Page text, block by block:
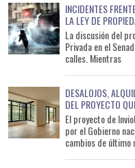
INCIDENTES
LA LEY DE
La discusión del
Privada en el
calles. Mientras
DESALOJOS,
DEL PROYECTO
El proyecto de
por el Gobierno
cambios de último